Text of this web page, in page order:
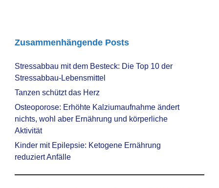
Zusammenhängende Posts
Stressabbau mit dem Besteck: Die Top 10 der
Stressabbau-Lebensmittel
Tanzen schützt das Herz
Osteoporose: Erhöhte Kalziumaufnahme ändert
nichts, wohl aber Ernährung und körperliche
Aktivität
Kinder mit Epilepsie: Ketogene Ernährung
reduziert Anfälle